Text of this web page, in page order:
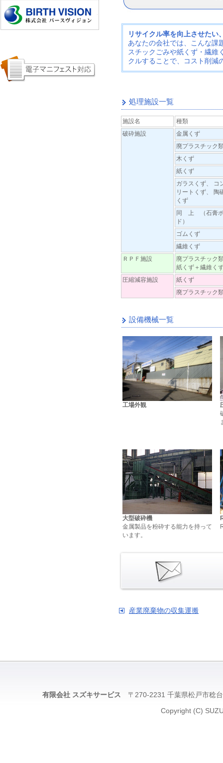
リサイクル率を向上させたい
あなたの会社では、こんな課
スチックごみや紙くず・繊維
クルすることで、コスト削減
処理施設一覧
施設名
種類
破砕施設
金属くず
廃プラスチック
木くず
紙くず
ガラスくず、 コ
リートくず、 陶
くず
同 上 （石膏
ド）
ゴムくず
繊維くず
ＲＰＦ施設
廃プラスチック
紙くず＋繊維く
圧縮減容施設
紙くず
廃プラスチック
設備機械一覧
工場外観
大型破砕機
金属製品を粉砕する能力を持って
います。
産業廃棄物の収集運搬
有限会社 スズキサービス 〒270-2231 千葉県松戸市稔
Copyright (C)